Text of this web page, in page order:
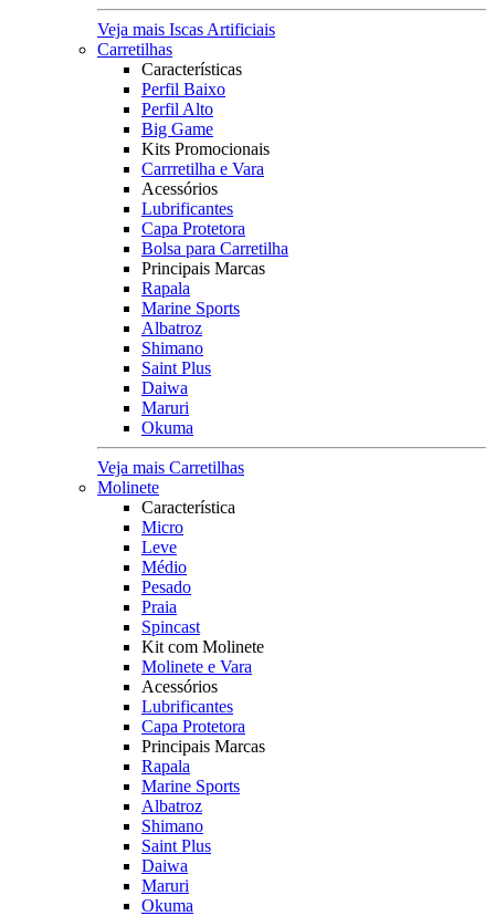
Veja mais Iscas Artificiais
Carretilhas
Características
Perfil Baixo
Perfil Alto
Big Game
Kits Promocionais
Carrretilha e Vara
Acessórios
Lubrificantes
Capa Protetora
Bolsa para Carretilha
Principais Marcas
Rapala
Marine Sports
Albatroz
Shimano
Saint Plus
Daiwa
Maruri
Okuma
Veja mais Carretilhas
Molinete
Característica
Micro
Leve
Médio
Pesado
Praia
Spincast
Kit com Molinete
Molinete e Vara
Acessórios
Lubrificantes
Capa Protetora
Principais Marcas
Rapala
Marine Sports
Albatroz
Shimano
Saint Plus
Daiwa
Maruri
Okuma